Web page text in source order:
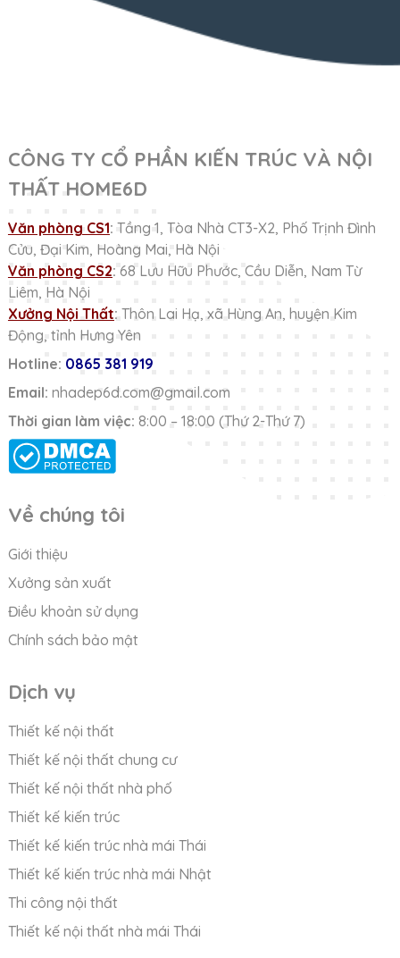
CÔNG TY CỔ PHẦN KIẾN TRÚC VÀ NỘI
THẤT HOME6D
Văn phòng CS1: Tầng 1, Tòa Nhà CT3-X2, Phố Trịnh Đình
Cửu, Đại Kim, Hoàng Mai, Hà Nội
Văn phòng CS2: 68 Lưu Hữu Phước, Cầu Diễn, Nam Từ
Liêm, Hà Nội
Xưởng Nội Thất: Thôn Lai Hạ, xã Hùng An, huyện Kim
Động, tỉnh Hưng Yên
Hotline: 0865 381 919
Email: nhadep6d.com@gmail.com
Thời gian làm việc: 8:00 – 18:00 (Thứ 2-Thứ 7)
Về chúng tôi
Giới thiệu
Xưởng sản xuất
Điều khoản sử dụng
Chính sách bảo mật
Dịch vụ
Thiết kế nội thất
Thiết kế nội thất chung cư
Thiết kế nội thất nhà phố
Thiết kế kiến trúc
Thiết kế kiến trúc nhà mái Thái
Thiết kế kiến trúc nhà mái Nhật
Thi công nội thất
Thiết kế nội thất nhà mái Thái